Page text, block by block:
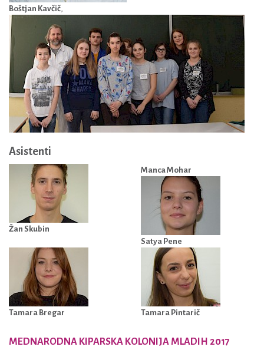
Boštjan Kavčič,
Asistenti
Žan Skubin
Manca Mohar
Satya Pene
Tamara Bregar Tamara Pintarič
MEDNARODNA KIPARSKA KOLONIJA MLADIH 2017